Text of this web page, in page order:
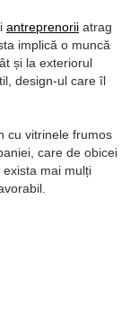
antreprenorii atrag
implică o muncă
și la exteriorul
design-ul care îl
cu vitrinele frumos
care de obicei
mai mulți